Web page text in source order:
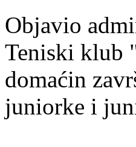
Objavio
Teniski klub
domaćin
juniorke i